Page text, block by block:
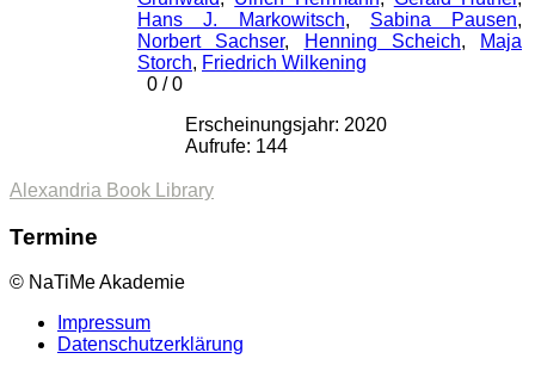
Hans J. Markowitsch, Sabina Pausen,
Norbert Sachser, Henning Scheich,
Maja
Storch, Friedrich Wilkening
0 /0
Erscheinungsjahr: 2020
Aufrufe: 144
Alexandria Book Library
Termine
© NaTiMe Akademie
Impressum
Datenschutzerklärung